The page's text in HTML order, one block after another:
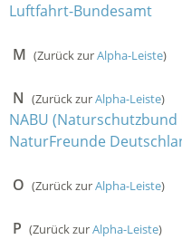
Luftfahrt-Bundesamt
M (Zurück zurAlpha-Leiste)
N (Zurück zurAlpha-Leiste)
NABU (Naturschutzbund
NaturFreunde
O (Zurück zurAlpha-Leiste)
P (Zurück zurAlpha-Leiste)